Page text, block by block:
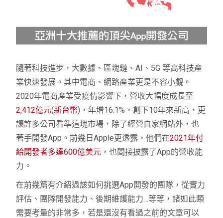
隨著科技進步，大數據、區塊鏈、AI、5G 等高科技產
業快速發展。其中電商、網路產業更是不容小覷。
2020年電商產業受疫情影響下，營收大幅度成長至
2,412億元(新台幣)，年增16.1%，創下10年來新高，更
讓許多公司看準這塊市場，除了經營自家網站外，也
著手開發App。前幾日Apple更透露，他們在2021年付
給開發者多達600億美元 ，也間接披露了App的營收能
力。
在前幾篇有介紹過該如何挑選App開發的團隊，從實力
評估、團隊開發能力、後期維護能力…等等，諸如此類
需要考量的非常多，若是還沒有看過之前的文章可以